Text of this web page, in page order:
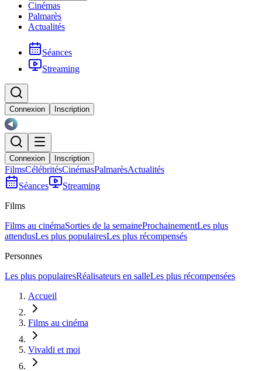
Cinémas
Palmarès
Actualités
Séances
Streaming
Connexion Inscription
Connexion Inscription
FilmsCélébritésCinémasPalmarèsActualités
Séances
Streaming
Films
Films au cinémaSorties de la semaineProchainementLes plus
attendusLes plus populairesLes plus récompensés
Personnes
Les plus populairesRéalisateurs en salleLes plus récompensées
Accueil
Films au cinéma
Vivaldi et moi